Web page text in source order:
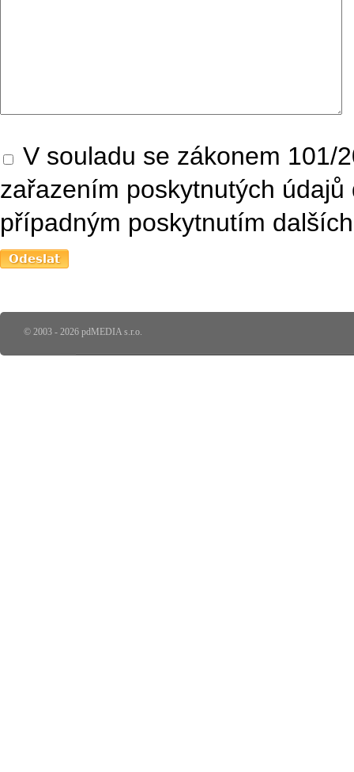
V souladu se zákonem 101/
zařazením poskytnutých
případným poskytnutím
© 2003 - 2026 pdMEDIA s.r.o.